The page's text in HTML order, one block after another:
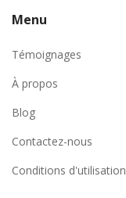
Menu
Témoignages
À propos
Blog
Contactez-nous
Conditions d'utilisation